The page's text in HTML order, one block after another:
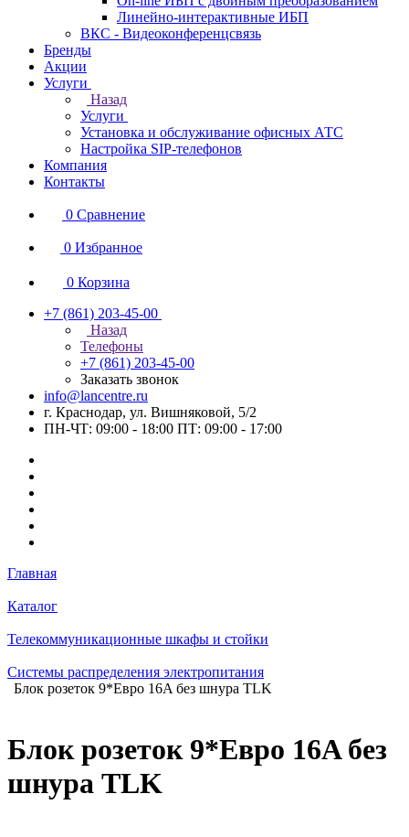
Линейно-интерактивные ИБП
ВКС - Видеоконференцсвязь
Бренды
Акции
Услуги
Назад
Услуги
Установка и обслуживание офисных АТС
Настройка SIP-телефонов
Компания
Контакты
0 Сравнение
0 Избранное
0 Корзина
+7 (861) 203-45-00
Назад
Телефоны
+7 (861) 203-45-00
Заказать звонок
info@lancentre.ru
г. Краснодар, ул. Вишняковой, 5/2
ПН-ЧТ: 09:00 - 18:00 ПТ: 09:00 - 17:00
Главная
Каталог
Телекоммуникационные шкафы и стойки
Системы распределения электропитания
Блок розеток 9*Евро 16A без шнура TLK
Блок розеток 9*Евро 16A без
шнура TLK